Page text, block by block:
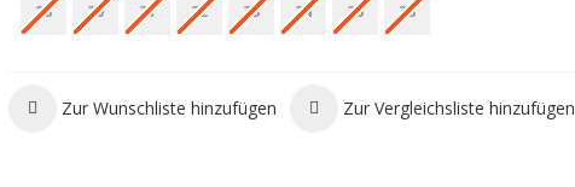
28 30 31 32 33 34 36 38
Zur Wunschliste hinzufügen Zur Vergleichsliste hinzufügen